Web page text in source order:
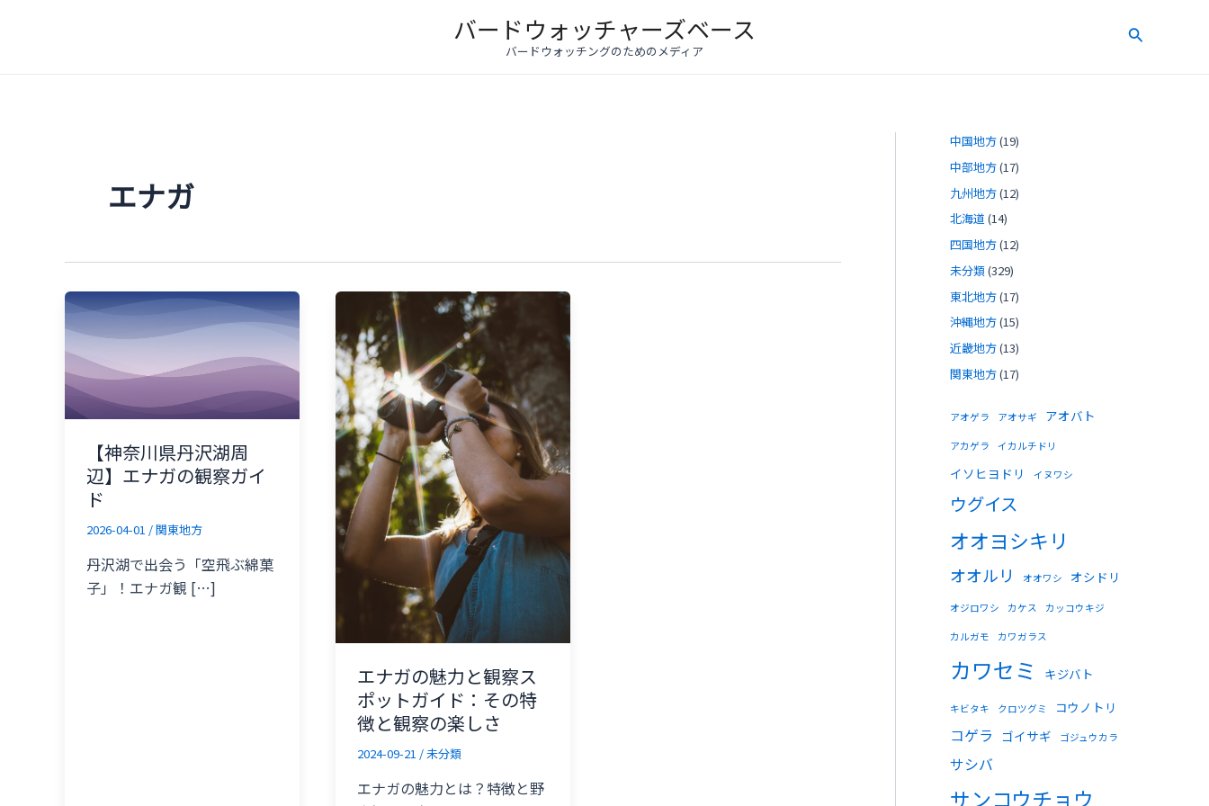
バードウォッチャーズベース
バードウォッチングのためのメディア
検
エナガ
【神奈川県丹沢湖周
辺】エナガの観察ガイ
ド
2026-04-01 /関東地方
丹沢湖で出会う「空飛ぶ綿菓
子」！エナガ観 […]
エナガの魅力と観察ス
ポットガイド：その特
徴と観察の楽しさ
2024-09-21 /未分類
エナガの魅力とは？特徴と野
中国地方(19)
中部地方(17)
九州地方(12)
北海道 (14)
四国地方(12)
未分類(329)
東北地方(17)
沖縄地方(15)
近畿地方(13)
関東地方(17)
アオゲラ アオサギ アオバト
アカゲラ イカルチドリ
イソヒヨドリ イヌワシ
ウグイス
オオヨシキリ
オオルリ オオワシ オシドリ
オジロワシ カケス カッコウキジ
カルガモ カワガラス
カワセミ キジバト
キビタキ クロツグミ コウノトリ
コゲラ ゴイサギ ゴジュウカラ
サシバ
サンコウチョウ